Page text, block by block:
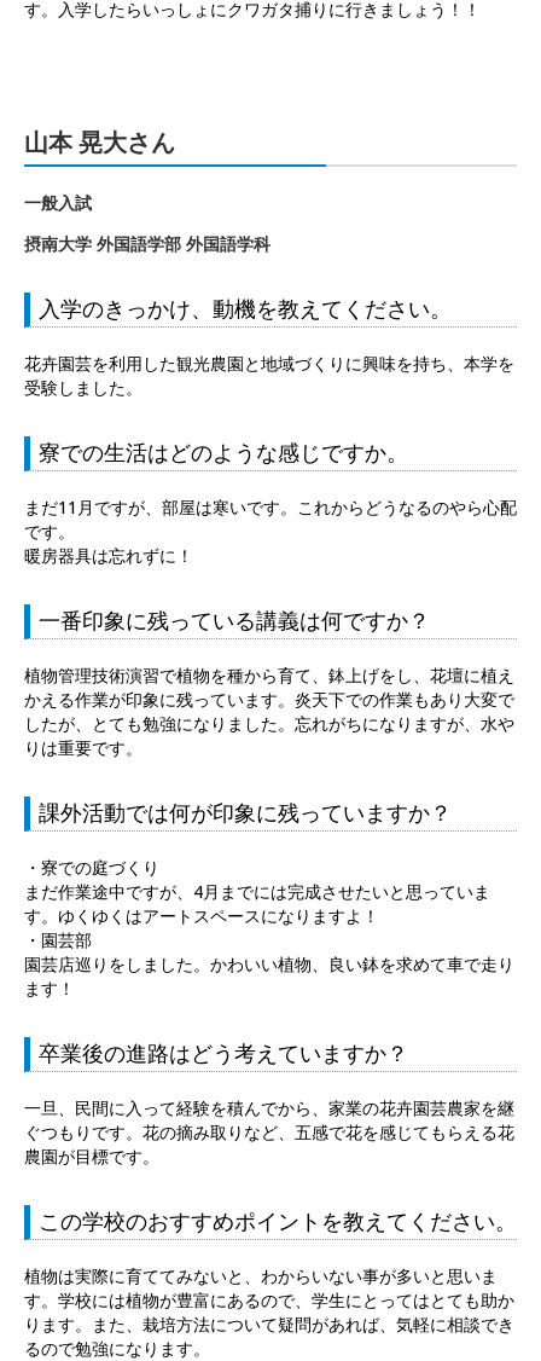
す。入学したらいっしょにクワガタ捕りに行きましょう！！
山本 晃大さん
一般入試
摂南大学 外国語学部 外国語学科
入学のきっかけ、動機を教えてください。
花卉園芸を利用した観光農園と地域づくりに興味を持ち、本学を
受験しました。
寮での生活はどのような感じですか。
まだ11月ですが、部屋は寒いです。これからどうなるのやら心配
です。
暖房器具は忘れずに！
一番印象に残っている講義は何ですか？
植物管理技術演習で植物を種から育て、鉢上げをし、花壇に植え
かえる作業が印象に残っています。炎天下での作業もあり大変で
したが、とても勉強になりました。忘れがちになりますが、水や
りは重要です。
課外活動では何が印象に残っていますか？
・寮での庭づくり
まだ作業途中ですが、4月までには完成させたいと思っていま
す。ゆくゆくはアートスペースになりますよ！
・園芸部
園芸店巡りをしました。かわいい植物、良い鉢を求めて車で走り
ます！
卒業後の進路はどう考えていますか？
一旦、民間に入って経験を積んでから、家業の花卉園芸農家を継
ぐつもりです。花の摘み取りなど、五感で花を感じてもらえる花
農園が目標です。
この学校のおすすめポイントを教えてください。
植物は実際に育ててみないと、わからいない事が多いと思いま
す。学校には植物が豊富にあるので、学生にとってはとても助か
ります。また、栽培方法について疑問があれば、気軽に相談でき
るので勉強になります。